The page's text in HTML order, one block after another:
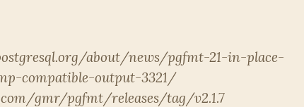
about/news/pgfmt-21-in-place-
compatible-output-3321/
gmr/pgfmt/releases/tag/v2.1.7